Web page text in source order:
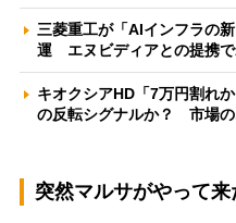
三菱重工が「AIインフラの
運 エヌビディアとの提携
キオクシアHD「7万円割れ
の反転シグナルか？ 市場
突然マルサがやって来